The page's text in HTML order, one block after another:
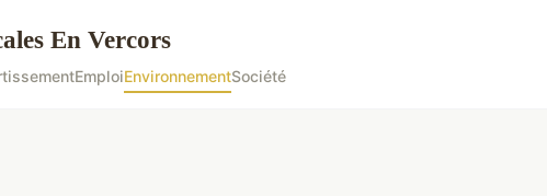
En Vercors
EmploiEnvironnementSociété